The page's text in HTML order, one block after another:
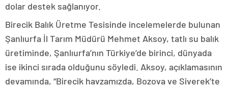
dolar destek sağlanıyor.
Birecik Balık Üretme Tesisinde incelemelerde bulunan
Şanlıurfa İl Tarım Müdürü Mehmet Aksoy, tatlı su balık
üretiminde, Şanlıurfa’nın Türkiye’de birinci, dünyada
ise ikinci sırada olduğunu söyledi. Aksoy, açıklamasının
devamında, “Birecik havzamızda, Bozova ve Siverek’te